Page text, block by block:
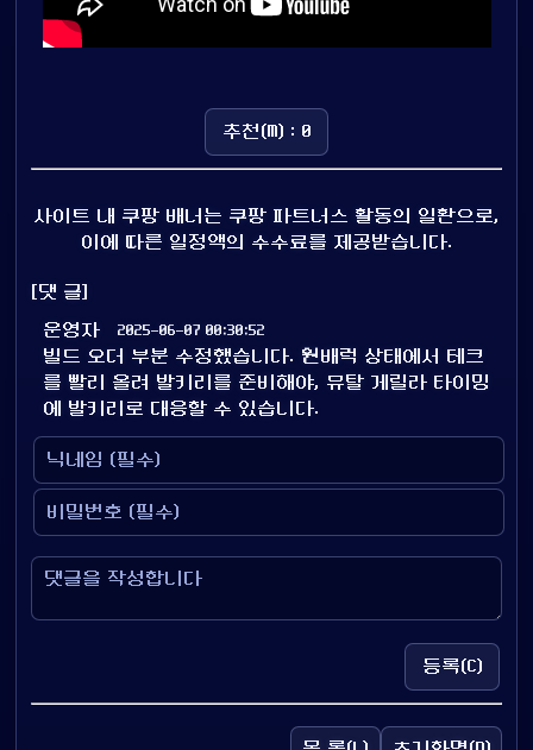
추천(M) : 0
사이트 내 쿠팡 배너는 쿠팡 파트너스 활동의 일환으로,
이에 따른 일정액의 수수료를 제공받습니다.
[댓 글]
운영자
2025-06-07 00:30:52
빌드 오더 부분 수정했습니다. 원배럭 상태에서 테크
를 빨리 올려 발키리를 준비해야, 뮤탈 게릴라 타이밍
에 발키리로 대응할 수 있습니다.
등록(C)